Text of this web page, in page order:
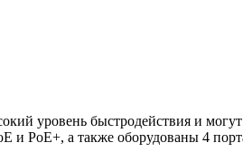
уровень быстродействия и
PoE+, а также оборудованы 4